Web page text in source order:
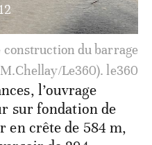
12
construction du barrage
Le360). le360
l’ouvrage
sur fondation de
en crête de 584 m,